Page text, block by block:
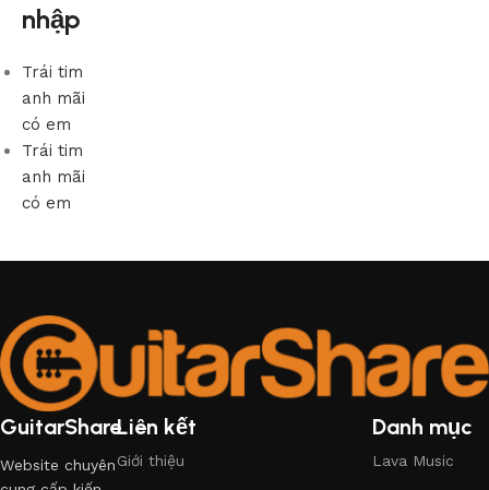
nhập
Trái tim
anh mãi
có em
Trái tim
anh mãi
có em
GuitarShare
Website chuyên
Liên kết
Giới thiệu
Danh mục
Lava Music